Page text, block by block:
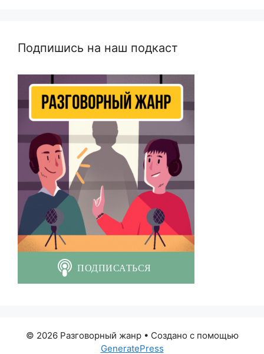
Подпишись на наш подкаст
© 2026 Разговорный жанр• Создано с помощью
GeneratePress